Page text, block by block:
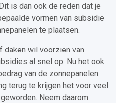
is dan ook de reden dat je
vormen van subsidie
te plaatsen.
daken wil voorzien van
al snel op. Nu het ook
van de zonnepanelen
terug te krijgen het voor veel
Neem daarom